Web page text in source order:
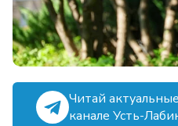
Читай
канале Усть-